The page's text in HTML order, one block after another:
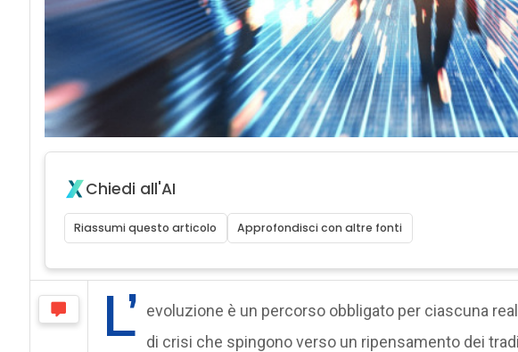
Chiedi all'AI
Riassumi questo articolo Approfondisci con altre fonti
L’ evoluzione è un percorso obbligato per ciascuna
di crisi che spingono verso un ripensamento dei